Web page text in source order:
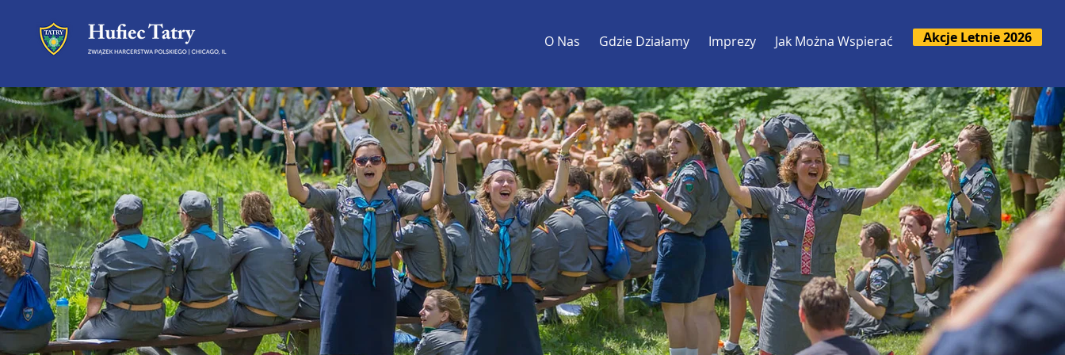
O Nas Gdzie Działamy Imprezy Jak Można Wspierać Akcje Letnie 2026